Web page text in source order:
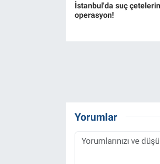
İstanbul'da suç
operasyon!
Yorumlar